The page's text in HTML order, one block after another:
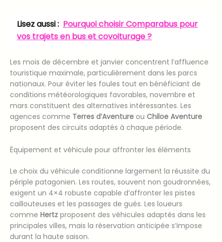
Lisez aussi : Pourquoi choisir Comparabus pour
vos trajets en bus et covoiturage ?
Les mois de décembre et janvier concentrent l’affluence
touristique maximale, particulièrement dans les parcs
nationaux. Pour éviter les foules tout en bénéficiant de
conditions météorologiques favorables, novembre et
mars constituent des alternatives intéressantes. Les
agences comme Terres d’Aventure ou Chiloe Aventure
proposent des circuits adaptés à chaque période.
Équipement et véhicule pour affronter les éléments
Le choix du véhicule conditionne largement la réussite du
périple patagonien. Les routes, souvent non goudronnées,
exigent un 4×4 robuste capable d’affronter les pistes
caillouteuses et les passages de gués. Les loueurs
comme Hertz proposent des véhicules adaptés dans les
principales villes, mais la réservation anticipée s’impose
durant la haute saison.